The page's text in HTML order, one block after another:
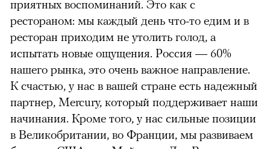
приятных воспоминаний. Это как с
рестораном: мы каждый день что-то едим и в
ресторан приходим не утолить голод, а
испытать новые ощущения. Россия — 60%
нашего рынка, это очень важное направление.
К счастью, у нас в вашей стране есть надежный
партнер, Mercury, который поддерживает наши
начинания. Кроме того, у нас сильные позиции
в Великобритании, во Франции, мы развиваем